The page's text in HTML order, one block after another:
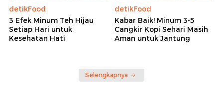
detikFood
3 Efek Minum Teh Hijau
Setiap Hari untuk
Kesehatan Hati
detikFood
Kabar Baik! Minum 3-5
Cangkir Kopi Sehari Masih
Aman untuk Jantung
Selengkapnya